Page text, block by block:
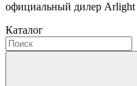
официальный дилер Arlight
Каталог